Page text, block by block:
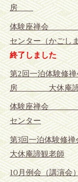
房
体験座禅
センター（かごし
終了しました
第2回一泊体験
房 大休庵諦
体験座禅
センター
第3回一泊体験修
大休庵諦観老師
10月例会（講演